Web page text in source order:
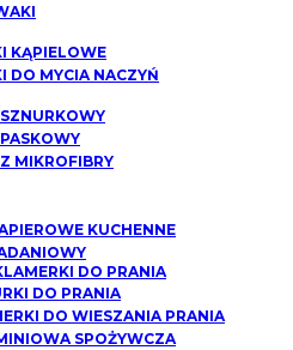
KĄPIELOWE
DO MYCIA NACZYŃ
MIKROFIBRY
KUCHENNE
DO PRANIA
DO PRANIA
DO WIESZANIA PRANIA
SPOŻYWCZA